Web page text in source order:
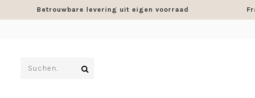
Betrouwbare levering uit eigen voorraad